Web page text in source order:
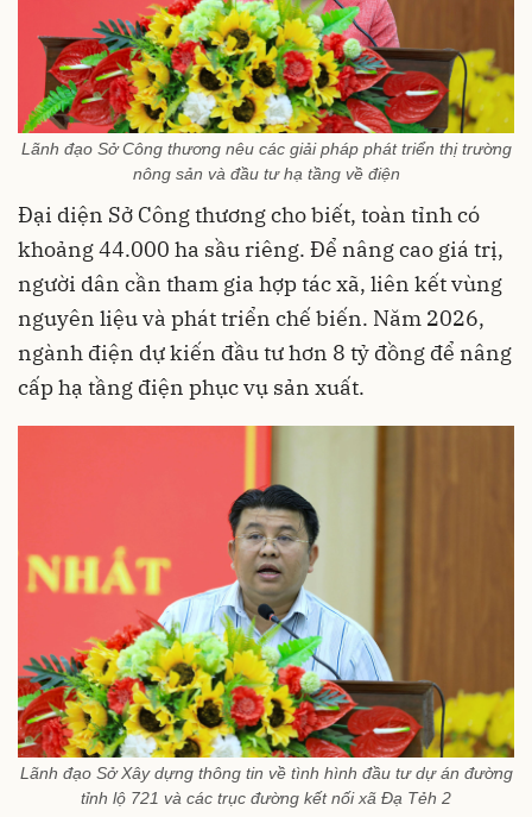
Lãnh đạo Sở Công thương nêu các giải pháp phát triển thị trường
nông sản và đầu tư hạ tầng về điện
Đại diện Sở Công thương cho biết, toàn tỉnh có
khoảng 44.000 ha sầu riêng. Để nâng cao giá trị,
người dân cần tham gia hợp tác xã, liên kết vùng
nguyên liệu và phát triển chế biến. Năm 2026,
ngành điện dự kiến đầu tư hơn 8 tỷ đồng để nâng
cấp hạ tầng điện phục vụ sản xuất.
Lãnh đạo Sở Xây dựng thông tin về tình hình đầu tư dự án đường
tỉnh lộ 721 và các trục đường kết nối xã Đạ Tẻh 2